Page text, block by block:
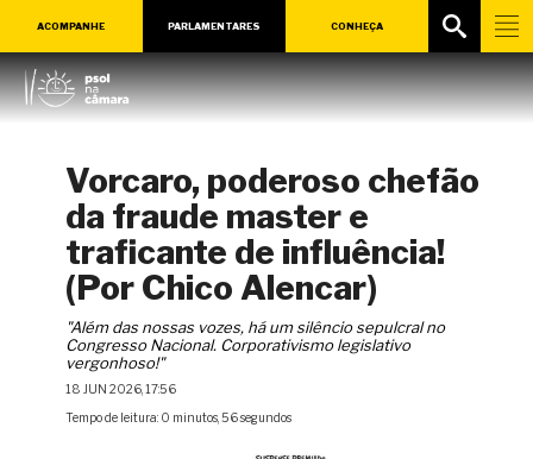
ACOMPANHE PARLAMENTARES CONHEÇA
Vorcaro, poderoso chefão
da fraude master e
traficante de influência!
(Por Chico Alencar)
"Além das nossas vozes, há um silêncio sepulcral no
Congresso Nacional. Corporativismo legislativo
vergonhoso!"
18 JUN 2026, 17:56
Tempo de leitura: 0 minutos, 56 segundos